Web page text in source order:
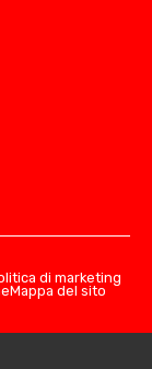
di marketing
Mappa del sito